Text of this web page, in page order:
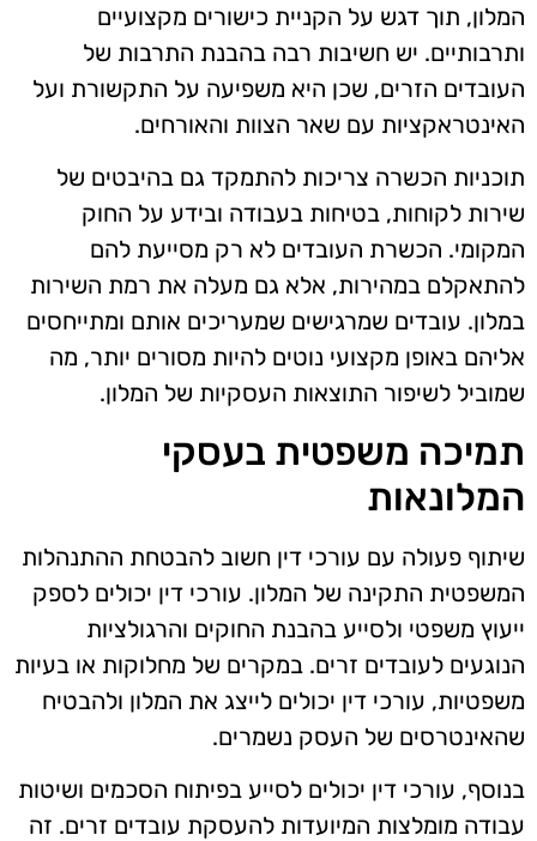
המלון, תוך דגש על הקניית כישורים מקצועיים
ותרבותיים. יש חשיבות רבה בהבנת התרבות של
העובדים הזרים, שכן היא משפיעה על התקשורת ועל
האינטראקציות עם שאר הצוות והאורחים.
תוכניות הכשרה צריכות להתמקד גם בהיבטים של
שירות לקוחות, בטיחות בעבודה ובידע על החוק
המקומי. הכשרת העובדים לא רק מסייעת להם
להתאקלם במהירות, אלא גם מעלה את רמת השירות
במלון. עובדים שמרגישים שמעריכים אותם ומתייחסים
אליהם באופן מקצועי נוטים להיות מסורים יותר, מה
שמוביל לשיפור התוצאות העסקיות של המלון.
תמיכה משפטית בעסקי
המלונאות
שיתוף פעולה עם עורכי דין חשוב להבטחת ההתנהלות
המשפטית התקינה של המלון. עורכי דין יכולים לספק
ייעוץ משפטי ולסייע בהבנת החוקים והרגולציות
הנוגעים לעובדים זרים. במקרים של מחלוקות או בעיות
משפטיות, עורכי דין יכולים לייצג את המלון ולהבטיח
שהאינטרסים של העסק נשמרים.
בנוסף, עורכי דין יכולים לסייע בפיתוח הסכמים ושיטות
עבודה מומלצות המיועדות להעסקת עובדים זרים. זה